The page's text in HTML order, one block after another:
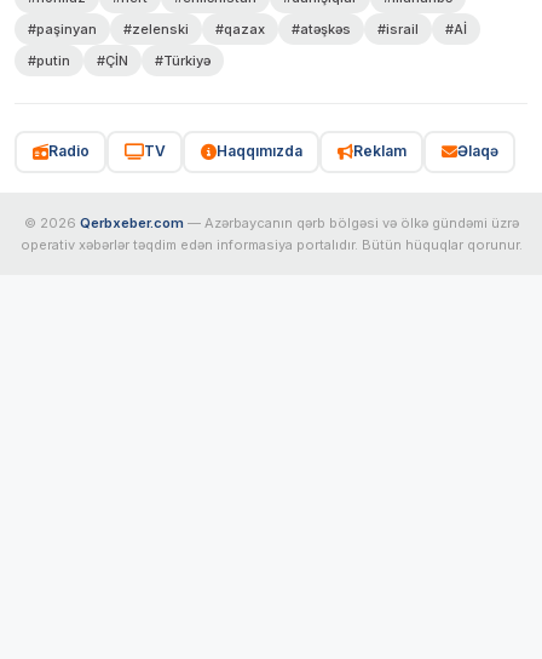
#paşinyan
#zelenski #qazax #atəşkəs #israil
#Aİ
#putin
#ÇİN #Türkiyə
Radio TV Haqqımızda Reklam Əlaqə
© 2026 Qerbxeber.com — Azərbaycanın qərb bölgəsi və ölkə gündəmi üzrə
operativ xəbərlər təqdim edən informasiya portalıdır. Bütün hüquqlar qorunur.